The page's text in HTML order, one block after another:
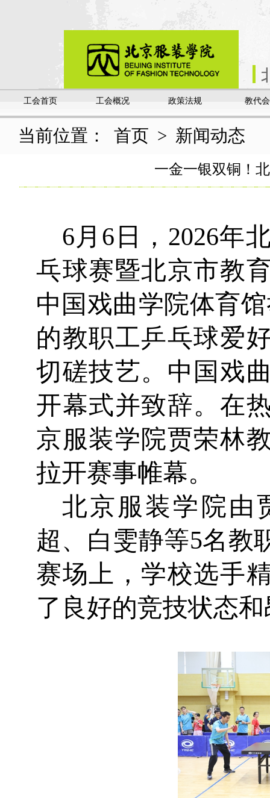
工会首页 工会概况 政策法规 教代会
当前位置： 首页 > 新闻动态
一金一银双铜！
6月6日，2026年
乓球赛暨北京市教
中国戏曲学院体育
的教职工乒乓球爱
切磋技艺。中国戏
开幕式并致辞。在
京服装学院贾荣林
拉开赛事帷幕。
北京服装学院由
超、白雯静等5名教
赛场上，学校选手
了良好的竞技状态